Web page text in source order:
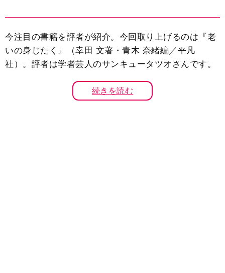
今注目の書籍を評者が紹介。今回取り上げるのは『老
いの身じたく』（幸田 文著・青木 奈緒編／平凡
社）。評者は学者芸人のサンキュータツオさんです。
続きを読む